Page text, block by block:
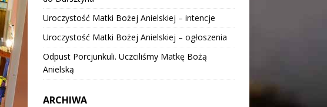
Uroczystość Matki Bożej Anielskiej – intencje
Uroczystość Matki Bożej Anielskiej – ogłoszenia
Odpust Porcjunkuli. Uczciliśmy Matkę Bożą
Anielską
ARCHIWA